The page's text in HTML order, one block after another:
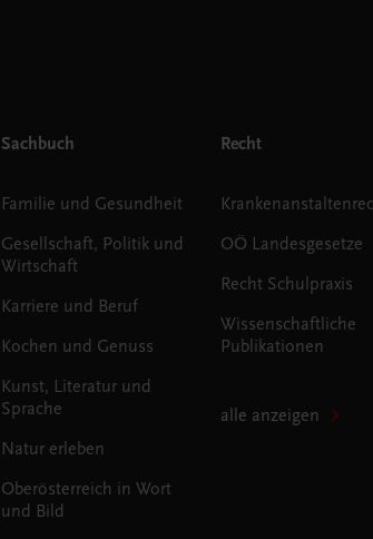
Sachbuch
Familie und Gesundheit
Gesellschaft, Politik und
Wirtschaft
Karriere und Beruf
Kochen und Genuss
Kunst, Literatur und
Sprache
Natur erleben
Oberösterreich in Wort
und Bild
Recht
OÖ Landesgesetze
Recht Schulpraxis
Wissenschaftliche
Publikationen
alle anzeigen